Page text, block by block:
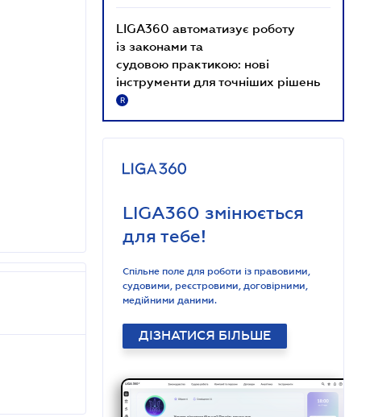
LIGA360 автоматизує роботу
із законами та
судовою практикою: нові
інструменти для точніших рішень
R
LIGA360 змінюється
для тебе!
Спільне поле для роботи із правовими,
судовими, реєстровими, договірними,
медійними даними.
ДІЗНАТИСЯ БІЛЬШЕ